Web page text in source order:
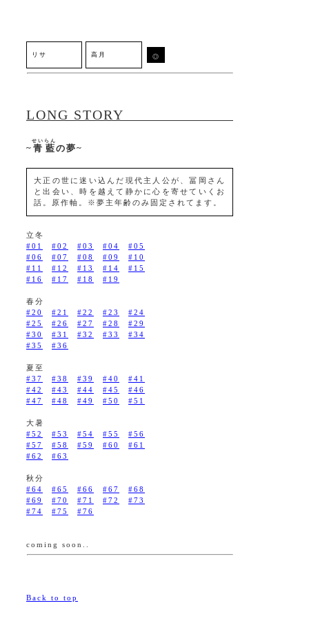
LONG STORY
~ 青藍
せいらん
の夢~
大正の世に迷い込んだ現代主人公が、冨岡さん
と出会い、時を越えて静かに心を寄せていくお
話。原作軸。※夢主年齢のみ固定されてます。
立冬
#01
#02 #03 #04
#05
#06
#07 #08 #09
#10
#11
#12 #13 #14
#15
#16
#17 #18 #19
春分
#20
#21 #22 #23
#24
#25
#26 #27 #28
#29
#30
#31 #32 #33
#34
#35
#36
夏至
#37
#38 #39 #40
#41
#42
#43 #44 #45
#46
#47
#48 #49 #50 #51
大暑
#52
#53 #54 #55
#56
#57
#58 #59 #60
#61
#62
#63
秋分
#64
#65 #66 #67
#68
#69
#70 #71 #72
#73
#74
#75 #76
coming soon..
Back to top